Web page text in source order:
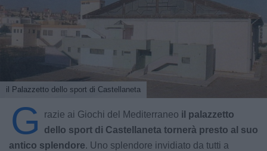
il Palazzetto dello sport di Castellaneta
G razie ai Giochi del Mediterraneo il palazzetto
dello sport di Castellaneta tornerà presto al suo
antico splendore. Uno splendore invidiato da tutti a